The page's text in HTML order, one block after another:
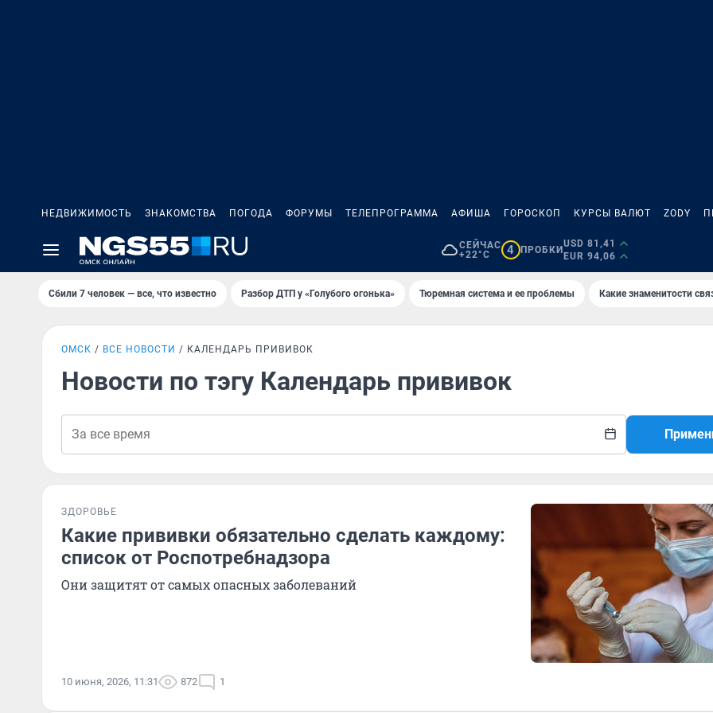
НЕДВИЖИМОСТЬ ЗНАКОМСТВА ПОГОДА ФОРУМЫ ТЕЛЕПРОГРАММА АФИША ГОРОСКОП КУРСЫ ВАЛЮТ ZODY
СЕЙЧАС
+22°C
4 ПРОБКИ
USD 81,41
EUR 94,06
Сбили 7 человек — все, что известно Разбор ДТП у «Голубого огонька» Тюремная система и ее проблемы Какие знаменитости
ОМСК ВСЕ НОВОСТИ КАЛЕНДАРЬ ПРИВИВОК
Новости по тэгу Календарь прививок
ЗДОРОВЬЕ
Какие прививки обязательно сделать каждому:
список от Роспотребнадзора
Они защитят от самых опасных заболеваний
10 июня, 2026, 11:31 872 1